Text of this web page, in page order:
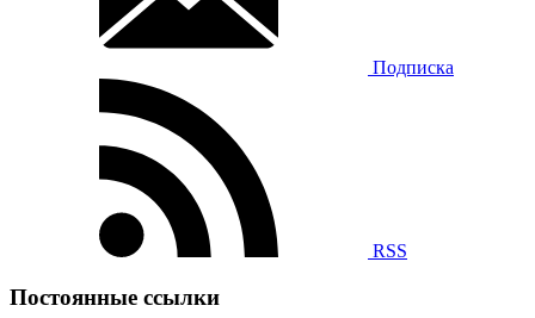
Подписка
RSS
Постоянные ссылки